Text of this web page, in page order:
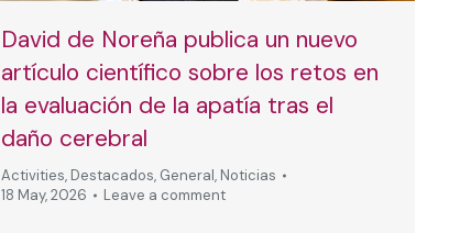
David de Noreña publica un nuevo
artículo científico sobre los retos en
la evaluación de la apatía tras el
daño cerebral
Activities, Destacados, General, Noticias
18 May, 2026
Leave a comment